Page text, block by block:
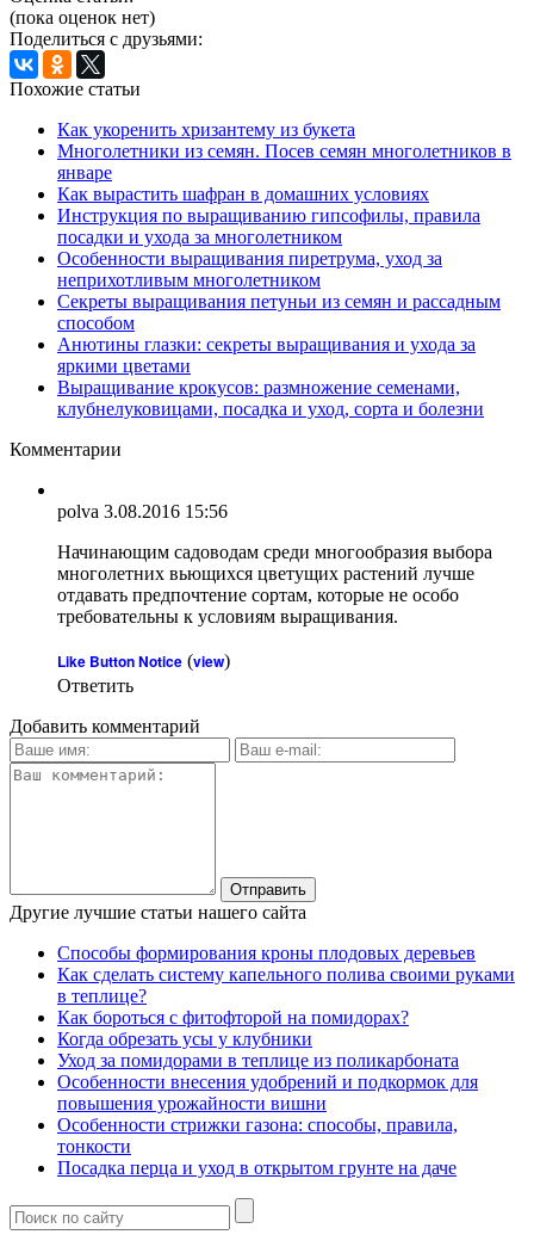
(пока оценок нет)
Поделиться с друзьями:
Похожие статьи
Как укоренить хризантему из букета
Многолетники из семян. Посев семян многолетников в
январе
Как вырастить шафран в домашних условиях
Инструкция по выращиванию гипсофилы, правила
посадки и ухода за многолетником
Особенности выращивания пиретрума, уход за
неприхотливым многолетником
Секреты выращивания петуньи из семян и рассадным
способом
Анютины глазки: секреты выращивания и ухода за
яркими цветами
Выращивание крокусов: размножение семенами,
клубнелуковицами, посадка и уход, сорта и болезни
Комментарии
polva 3.08.2016 15:56
Начинающим садоводам среди многообразия выбора
многолетних вьющихся цветущих растений лучше
отдавать предпочтение сортам, которые не особо
требовательны к условиям выращивания.
Like Button Notice (view)
Ответить
Добавить комментарий
Другие лучшие статьи нашего сайта
Способы формирования кроны плодовых деревьев
Как сделать систему капельного полива своими руками
в теплице?
Как бороться с фитофторой на помидорах?
Когда обрезать усы у клубники
Уход за помидорами в теплице из поликарбоната
Особенности внесения удобрений и подкормок для
повышения урожайности вишни
Особенности стрижки газона: способы, правила,
тонкости
Посадка перца и уход в открытом грунте на даче